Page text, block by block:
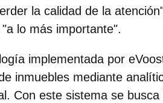
la calidad de la
lo más importante".
implementada por
inmuebles mediante
Con este sistema se